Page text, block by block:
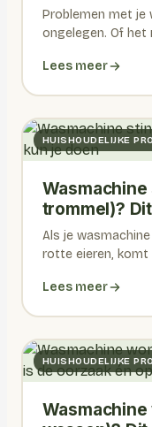
Problemen met je
ongelegen. Of
Lees meer
HUISHOUDELIJKE
trommel)?
Als je
rotte eieren, komt
Lees meer
HUISHOUDELIJKE